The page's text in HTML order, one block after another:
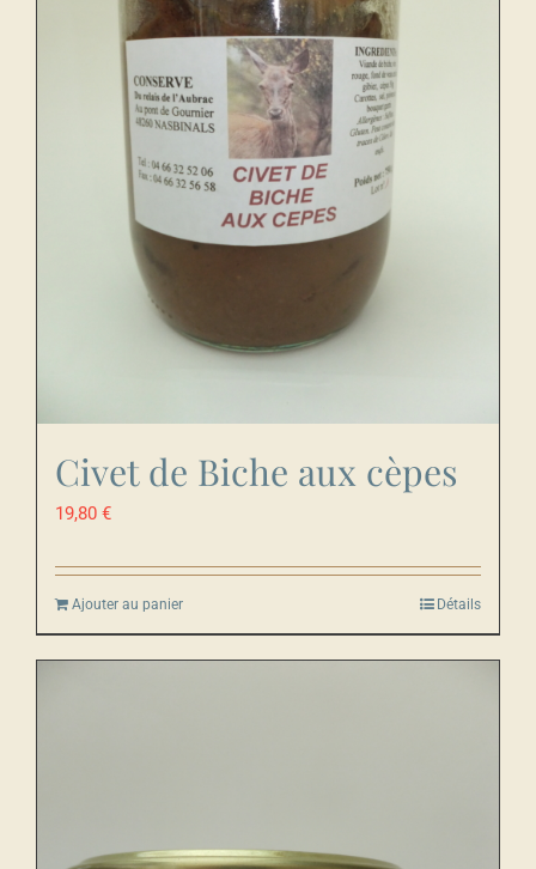
Civet de Biche aux cèpes
19,80 €
Ajouter au panier Détails